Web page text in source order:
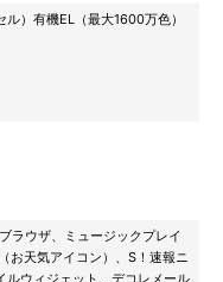
）有機EL（最大1600万色）
ラウザ、ミュージックプレイ
お天気アイコン）、S！速報ニ
ルウィジェット、デコレメール